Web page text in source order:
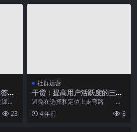
内
后
，
23
社群运营
干货：提高用户活跃度的三大
游戏开发技巧
避免在选择和定位上走弯路 产
品诞生的时间点很重要。“同样的产
品在不同的时间诞生...
4 年前 8